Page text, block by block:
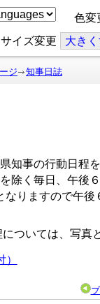
色変
サイズ変更 大き
ジ 知事日誌
知事の行動日程
除く毎日、午後
なりますので午
ついては、写真